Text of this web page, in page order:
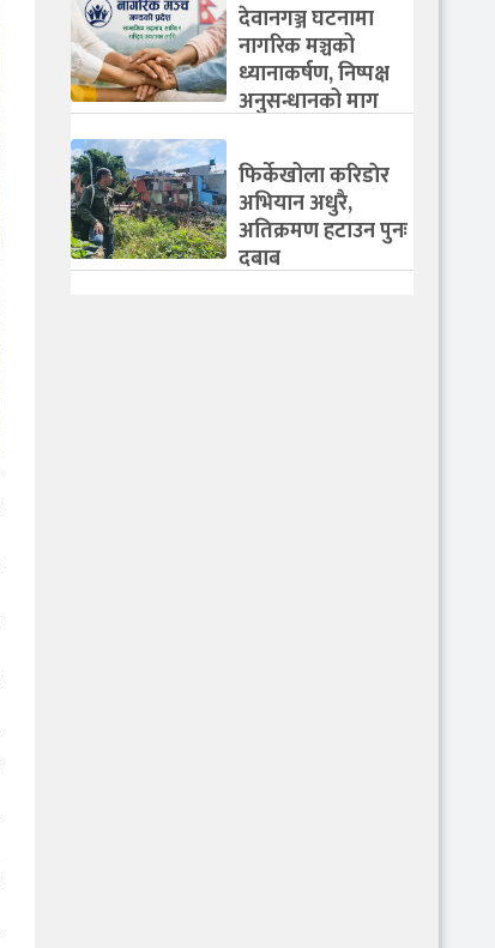
देवानगञ्ज घटनामा
नागरिक मञ्चको
ध्यानाकर्षण, निष्पक्ष
अनुसन्धानको माग
फिर्केखोला करिडाेर
अभियान अधुरै,
अतिक्रमण हटाउन पुनः
दबाब